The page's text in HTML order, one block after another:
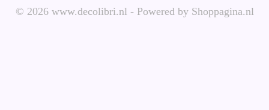
© 2026 www.decolibri.nl - Powered by Shoppagina.nl